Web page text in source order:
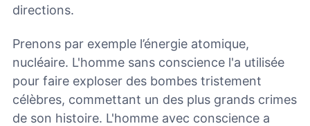
directions.
Prenons par exemple l’énergie atomique,
nucléaire. L'homme sans conscience l'a utilisée
pour faire exploser des bombes tristement
célèbres, commettant un des plus grands crimes
de son histoire. L'homme avec conscience a